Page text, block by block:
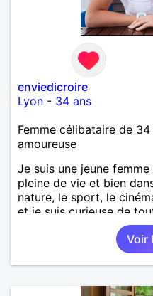
enviedicroire
Lyon - 34 ans
Femme célibataire de
amoureuse
Je suis une jeune
pleine de vie et bien
nature, le sport, le
et je suis curieuse de
Voir